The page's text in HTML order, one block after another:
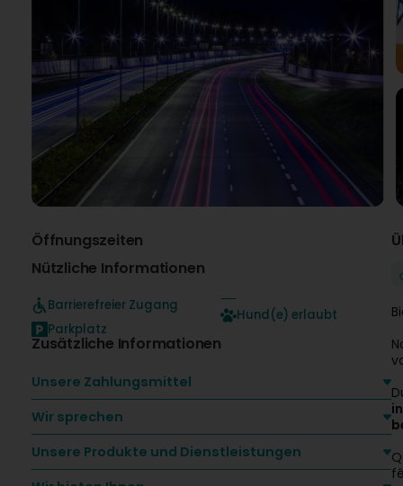
Öffnungszeiten
Nützliche Informationen
Barrierefreier Zugang
Parkplatz
Hund(e) erlaubt
Zusätzliche Informationen
Unsere Zahlungsmittel
Wir sprechen
Unsere Produkte und Dienstleistungen